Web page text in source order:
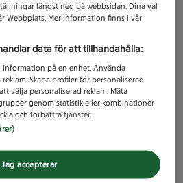
längst ned på webbsidan. Dina val
Webbplats. Mer information finns i vår
data för att tillhandahålla:
information på en enhet. Använda
Skapa profiler för personaliserad
välja personaliserad reklam. Mäta
genom statistik eller kombinationer
och förbättra tjänster.
Jag accepterar